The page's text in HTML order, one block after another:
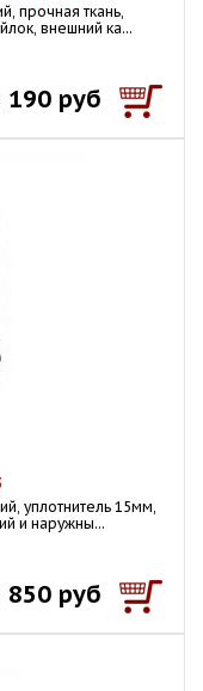
прочная ткань,
внешний ка...
190 руб
уплотнитель 15мм,
и наружны...
850 руб